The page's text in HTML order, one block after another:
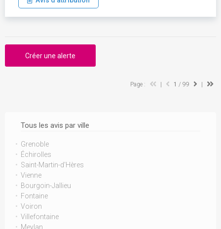
Tous les avis par ville
Grenoble
Échirolles
Saint-Martin-d'Hères
Vienne
Bourgoin-Jallieu
Fontaine
Voiron
Villefontaine
Meylan
Créer une alerte
Page : 1 / 99